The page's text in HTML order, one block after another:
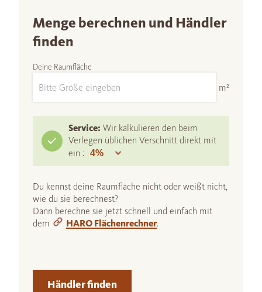
Menge berechnen und Händler
finden
Deine Raumfläche
m²
Service: Wir kalkulieren den beim
Verlegen üblichen Verschnitt direkt mit
ein :
Du kennst deine Raumfläche nicht oder weißt nicht,
wie du sie berechnest?
Dann berechne sie jetzt schnell und einfach mit
dem
HARO Flächenrechner.
Händler finden